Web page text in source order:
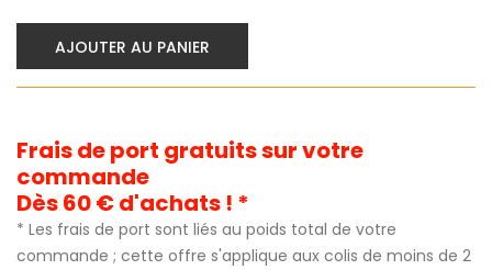
AJOUTER AU PANIER
Frais de port gratuits sur votre
commande
Dès 60 € d'achats ! *
* Les frais de port sont liés au poids total de votre
commande ; cette offre s'applique aux colis de moins de 2